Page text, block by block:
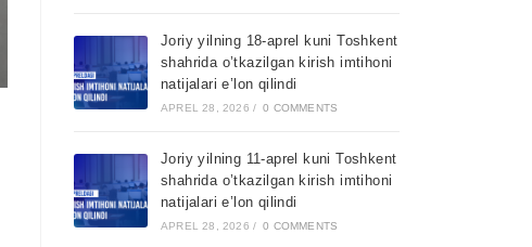
Joriy yilning 18-aprel kuni Toshkent
shahrida o’tkazilgan kirish imtihoni
natijalari e’lon qilindi
APREL 28, 2026 / 0 COMMENTS
Joriy yilning 11-aprel kuni Toshkent
shahrida o’tkazilgan kirish imtihoni
natijalari e’lon qilindi
APREL 28, 2026 / 0 COMMENTS